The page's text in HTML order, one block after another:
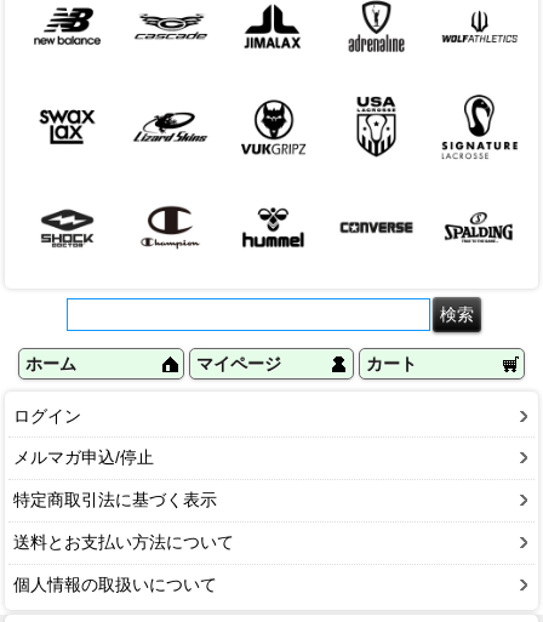
ホーム マイページ カート
ログイン
メルマガ申込/停止
特定商取引法に基づく表示
送料とお支払い方法について
個人情報の取扱いについて